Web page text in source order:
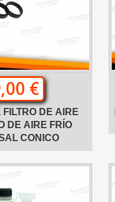
€
DE AIRE
DE AIRE FRÍO
CONICO